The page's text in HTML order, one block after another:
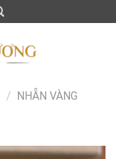
/ NHẪN VÀNG